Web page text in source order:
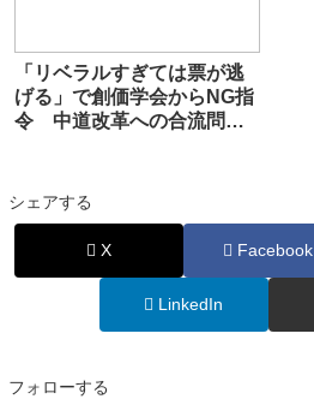
「リベラルすぎては票が逃
げる」で創価学会からNG指
令 中道改革への合流問題
シェアする
X Facebook
LinkedIn
フォローする